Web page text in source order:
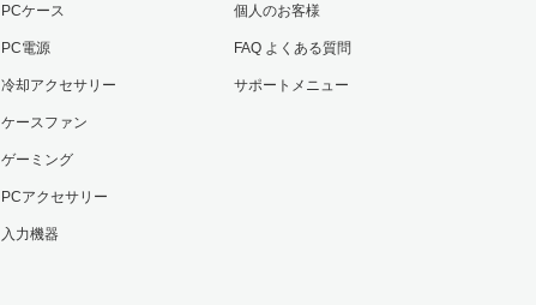
PCケース
PC電源
冷却アクセサリー
ケースファン
ゲーミング
PCアクセサリー
入力機器
個人のお客様
FAQ よくある質問
サポートメニュー